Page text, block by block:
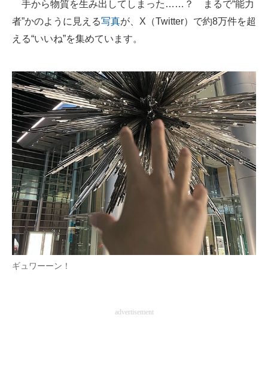
ITの今と未来を見通す
スマホと通信の最新トレンド
好きが集まる 比べて選べる
ビジネスと働き方のヒント
AI活用のいまが分かる
企業ITのトレンドを詳説
経営リーダーのコミュニティ
マーケ×ITの今がよく分かる
ITエンジニア向け専門サイト
企業向けIT製品の総合サイト
手から物質を生み出してしまった……？ まるで“能力
者”かのように見える写真が、X（Twitter）で約8万件を超
える“いいね”を集めています。
ギュワーーン！
advertisement